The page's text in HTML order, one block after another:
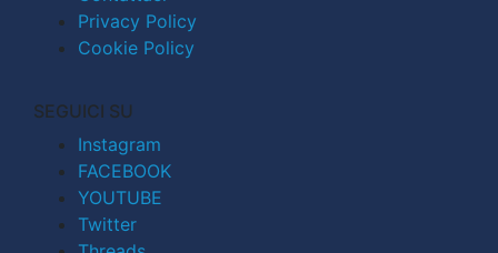
Privacy Policy
Cookie Policy
SEGUICI SU
Instagram
FACEBOOK
YOUTUBE
Twitter